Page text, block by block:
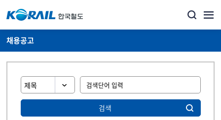
채용공고
검색